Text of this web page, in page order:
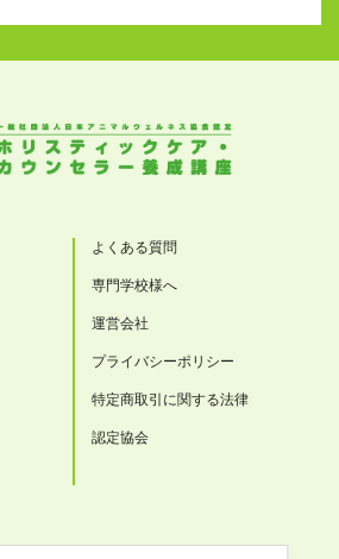
よくある質問
専門学校様へ
運営会社
プライバシーポリシー
特定商取引に関する法律
認定協会